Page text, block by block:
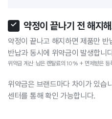
약정이 끝나기 전 해지
약정이 끝나고 해지하면 제품만
반납과 동시에 위약금이 발생합니
위약금 계산 :남은 렌탈료의 10% + 면제받은 등
위약금은 브랜드마다 차이가 있습
센터를 통해 확인 가능합니다.